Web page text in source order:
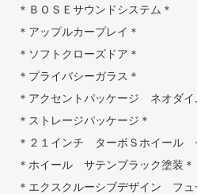
＊ＢＯＳＥサウンドシステム＊
＊アップルカープレイ＊
＊ソフトクローズドア＊
＊プライバシーガラス＊
＊アクセントパッケージ ネオダイ
＊ストレージパッケージ＊
＊２１インチ ターボＳホイール
＊ホイール サテンブラック塗装＊
＊エクスクルーシブデザイン フュ